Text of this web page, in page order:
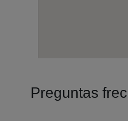
Preguntas